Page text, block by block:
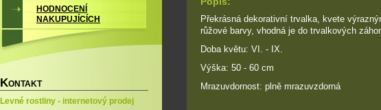
Překrásná dekorativní trvalka, kvete
růžové barvy, vhodná je do trvalkových
Doba květu: VI. - IX.
Výška: 50 - 60 cm
Mrazuvdornost: plně mrazuvzdorná
HODNOCENÍ
NAKUPUJÍCÍCH
KONTAKT
Levné rostliny - internetový prodej